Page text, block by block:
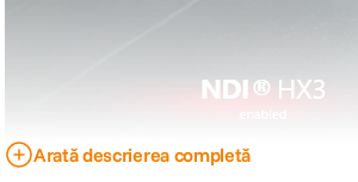
Arată descrierea completă